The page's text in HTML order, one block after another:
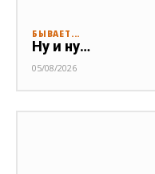
БЫВАЕТ...
Ну и ну…
05/08/2026